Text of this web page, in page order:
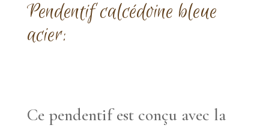
Pendentif calcédoine bleue
acier:
Ce pendentif est conçu avec la